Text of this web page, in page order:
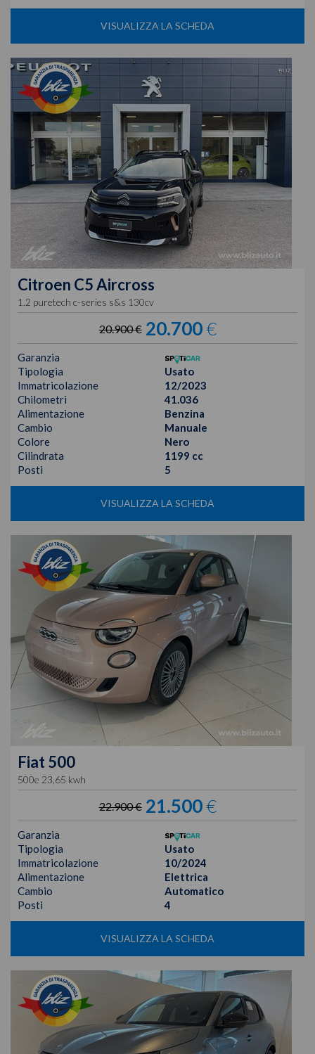
VISUALIZZA LA SCHEDA
Citroen C5 Aircross
1.2 puretech c-series s&s 130cv
20.900 € 20.700€
Garanzia
Tipologia
Usato
Immatricolazione
12/2023
Chilometri
41.036
Alimentazione
Benzina
Cambio
Manuale
Colore
Nero
Cilindrata
1199 cc
Posti
5
VISUALIZZA LA SCHEDA
Fiat 500
500e 23,65 kwh
22.900 € 21.500€
Garanzia
Tipologia
Usato
Immatricolazione
10/2024
Alimentazione
Elettrica
Cambio
Automatico
Posti
4
VISUALIZZA LA SCHEDA